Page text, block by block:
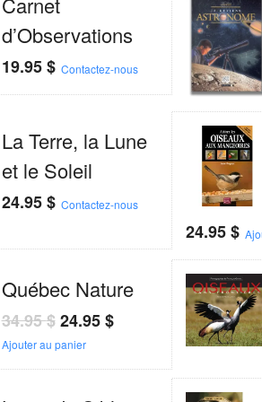
d’Observations
19.95$ Contactez-nous
La Terre, la Lune
et le Soleil
24.95$ Contactez-nous
24.95$
Québec Nature
34.95$ 24.95$
Ajouter au panier